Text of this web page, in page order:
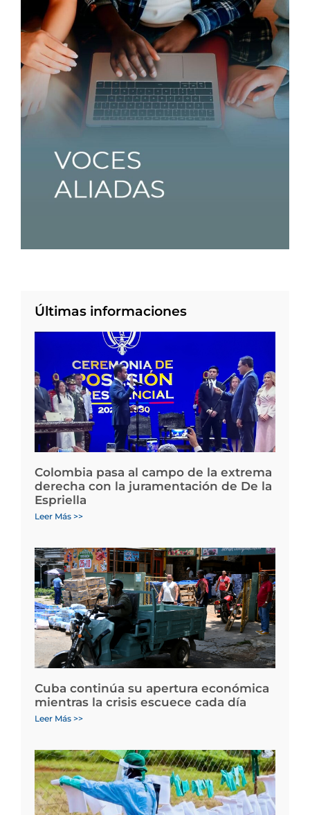
Últimas informaciones
Colombia pasa al campo de la extrema
derecha con la juramentación de De la
Espriella
Leer Más >>
Cuba continúa su apertura económica
mientras la crisis escuece cada día
Leer Más >>